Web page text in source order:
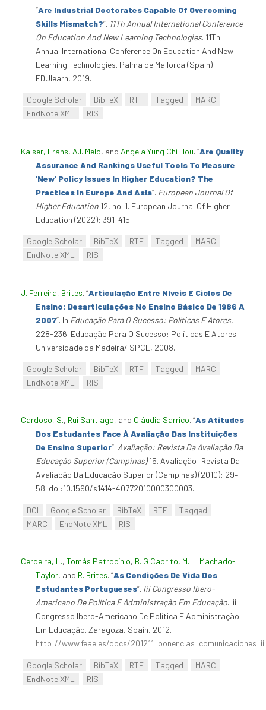
“Are Industrial Doctorates Capable Of Overcoming
Skills Mismatch?”. 11Th Annual International Conference
On Education And New Learning Technologies. 11Th
Annual International Conference On Education And New
Learning Technologies. Palma de Mallorca (Spain):
EDUlearn, 2019.
Google Scholar BibTeX RTF Tagged
MARC
EndNote XML
RIS
Kaiser, Frans, A.I. Melo, and Angela Yung Chi Hou. “Are Quality
Assurance And Rankings Useful Tools To Measure
'New' Policy Issues In Higher Education? The
Practices In Europe And Asia”. European Journal Of
Higher Education 12, no. 1. European Journal Of Higher
Education (2022): 391-415.
Google Scholar BibTeX RTF Tagged
MARC
EndNote XML
RIS
J. Ferreira, Brites. “Articulação Entre Níveis E Ciclos De
Ensino: Desarticulações No Ensino Básico De 1986 A
2007”. In Educação Para O Sucesso: Políticas E Atores,
228-236. Educação Para O Sucesso: Políticas E Atores.
Universidade da Madeira/ SPCE, 2008.
Google Scholar BibTeX RTF Tagged
MARC
EndNote XML
RIS
Cardoso, S., Rui Santiago, and Cláudia Sarrico. “As Atitudes
Dos Estudantes Face À Avaliação Das Instituições
De Ensino Superior”. Avaliação: Revista Da Avaliação Da
Educação Superior (Campinas)15. Avaliação: Revista Da
Avaliação Da Educação Superior (Campinas) (2010): 29–
58. doi:10.1590/s1414-40772010000300003.
DOI Google Scholar BibTeX RTF
Tagged
MARC
EndNote XML RIS
Cerdeira, L., Tomás Patrocínio, B. G Cabrito, M. L. Machado-
Taylor, and R. Brites. “As Condições De Vida Dos
Estudantes Portugueses”. Iii Congresso Ibero-
Americano De Política E Administração Em Educação. Iii
Congresso Ibero-Americano De Política E Administração
Em Educação. Zaragoza, Spain, 2012.
http://www.feae.es/docs/
Google Scholar BibTeX RTF Tagged
MARC
EndNote XML
RIS